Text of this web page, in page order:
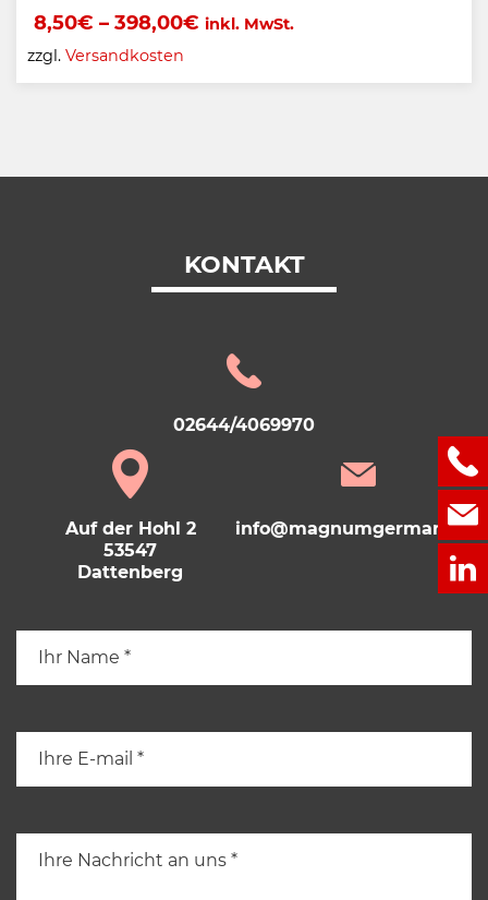
8,50€ – 398,00€ inkl. MwSt.
zzgl. Versandkosten
KONTAKT
02644/4069970
Auf der Hohl 2
53547
Dattenberg
info@magnumgermany.de